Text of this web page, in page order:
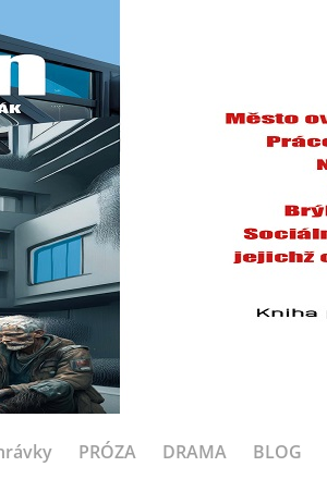
PRÓZA DRAMA BLOG